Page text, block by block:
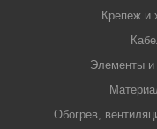
Крепеж и
Элементы и
Обогрев,